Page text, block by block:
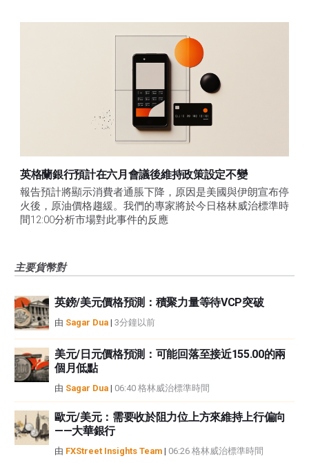
英格蘭銀行預計在六月會議後維持政策設定不變
報告預計將顯示消費者通脹下降，原因是美國與伊朗宣布停
火後，原油價格趨緩。我們的專家將於今日格林威治標準時
間12:00分析市場對此事件的反應
主要貨幣對
英鎊/美元價格預測：積聚力量等待VCP突破
由 Sagar Dua | 3分鐘以前
美元/日元價格預測：可能回落至接近155.00的兩
個月低點
由 Sagar Dua | 06:40 格林威治標準時間
歐元/美元：需要收於阻力位上方來維持上行偏向
——大華銀行
由 FXStreet Insights Team | 06:26 格林威治標準時間